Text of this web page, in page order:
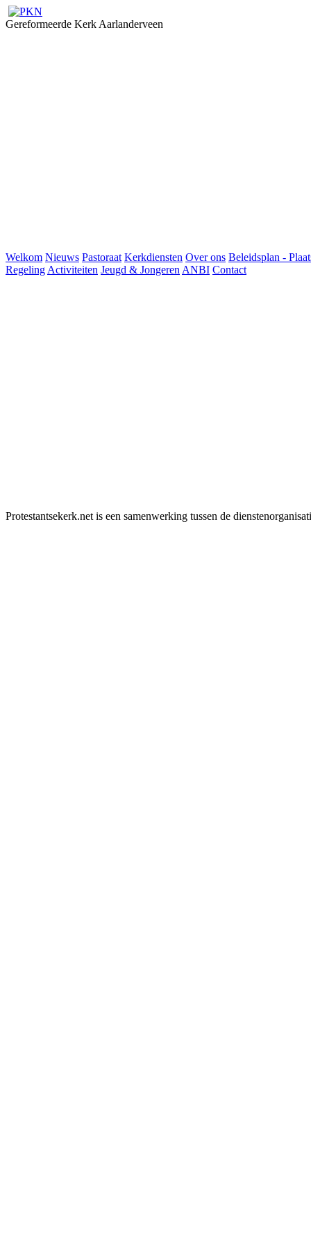
Gereformeerde Kerk Aarlanderveen
Welkom Nieuws Pastoraat Kerkdiensten Over ons Beleidsplan -
Regeling Activiteiten Jeugd & Jongeren ANBI Contact
Protestantsekerk.net is een samenwerking tussen de